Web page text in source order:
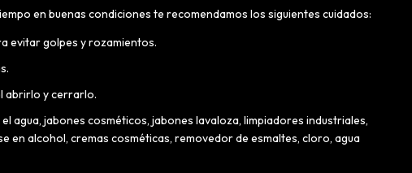
en buenas condiciones te recomendamos los siguientes cuidados:
evitar golpes y rozamientos.
abrirlo y cerrarlo.
agua, jabones cosméticos, jabones lavaloza, limpiadores industriales,
en alcohol, cremas cosméticas, removedor de esmaltes, cloro, agua